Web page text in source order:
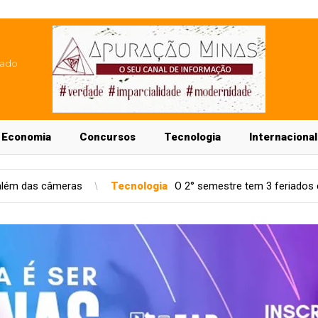
Economia Concursos Tecnologia Internacional
Tecnologia O 2° semestre tem 3 feriados que afetam agenda